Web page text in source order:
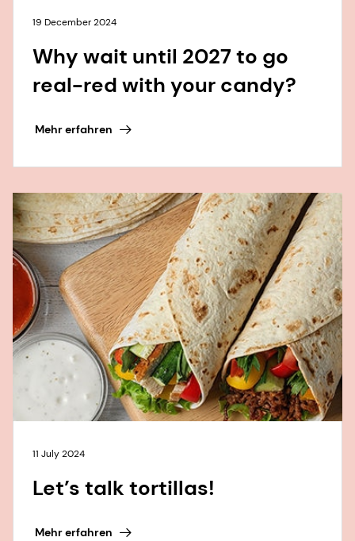
19 December 2024
Why wait until 2027 to go
real-red with your candy?
Mehr erfahren
11 July 2024
Let’s talk tortillas!
Mehr erfahren